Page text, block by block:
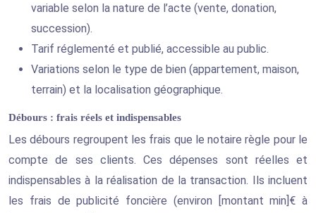
variable selon la nature de l’acte (vente, donation,
succession).
Tarif réglementé et publié, accessible au public.
Variations selon le type de bien (appartement, maison,
terrain) et la localisation géographique.
Débours : frais réels et indispensables
Les débours regroupent les frais que le notaire règle pour le
compte de ses clients. Ces dépenses sont réelles et
indispensables à la réalisation de la transaction. Ils incluent
les frais de publicité foncière (environ [montant min]€ à